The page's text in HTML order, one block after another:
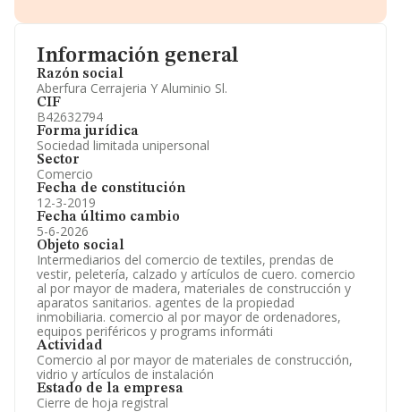
Información general
Razón social
Aberfura Cerrajeria Y Aluminio Sl.
CIF
B42632794
Forma jurídica
Sociedad limitada unipersonal
Sector
Comercio
Fecha de constitución
12-3-2019
Fecha último cambio
5-6-2026
Objeto social
Intermediarios del comercio de textiles, prendas de
vestir, peletería, calzado y artículos de cuero. comercio
al por mayor de madera, materiales de construcción y
aparatos sanitarios. agentes de la propiedad
inmobiliaria. comercio al por mayor de ordenadores,
equipos periféricos y programs informáti
Actividad
Comercio al por mayor de materiales de construcción,
vidrio y artículos de instalación
Estado de la empresa
Cierre de hoja registral
Información oficial y registral complementaria.